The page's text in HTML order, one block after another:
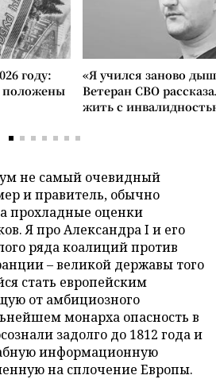
году:
положены
«Я учился заново
Ветеран СВО
жить с
не самый очевидный
и правитель, обычно
прохладные оценки
Я про Александра I и его
ряда коалиций против
– великой державы того
стать европейским
от амбициозного
монарха опасность в
задолго до 1812 года и
информационную
на сплочение Европы.